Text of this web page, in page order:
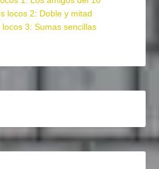
locos 2: Doble y mitad
3: Sumas sencillas